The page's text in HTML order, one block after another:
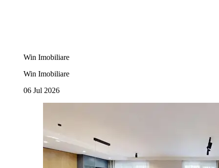
Win Imobiliare
Win Imobiliare
06 Jul 2026